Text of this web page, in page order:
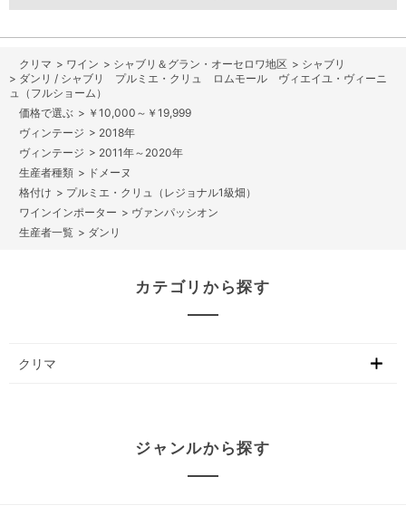
> ワイン > シャブリ＆グラン・オーセロワ地区 > シャブリ
> ダンリ / シャブリ プルミエ・クリュ ロムモール ヴィエイユ・ヴィーニ
ュ（フルショーム）
> ￥10,000～￥19,999
> 2018年
> 2011年～2020年
> ドメーヌ
> プルミエ・クリュ（レジョナル1級畑）
> ヴァンパッシオン
> ダンリ
カテゴリから探す
クリマ
ジャンルから探す